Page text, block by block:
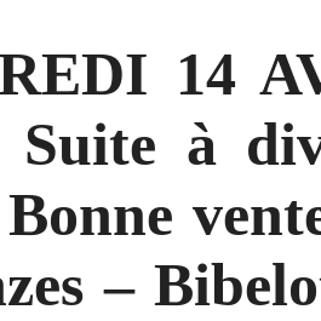
14
Suite à
–